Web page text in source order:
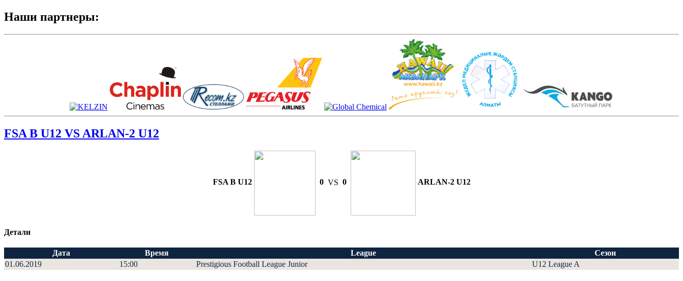
Наши партнеры:
FSA B U12 VS ARLAN-2 U12
FSA B U12 0 VS 0 ARLAN-2 U12
Детали
Дата Время League
Сезон
01.06.2019
15:00 Prestigious Football League Junior U12 League A